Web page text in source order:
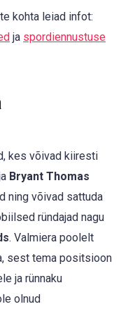
kohta leiad infot:
ja spordiennustuse
kes võivad kiiresti
Bryant Thomas
ning võivad sattuda
ründajad nagu
. Valmiera poolelt
sest tema positsioon
ja rünnaku
olnud